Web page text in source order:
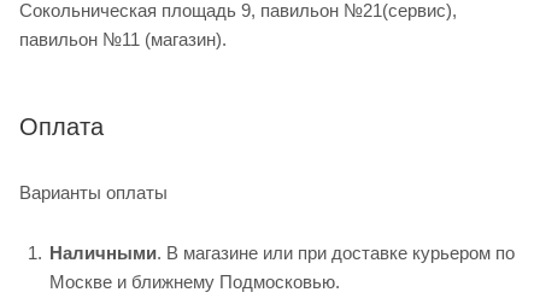
Сокольническая площадь 9, павильон №21(сервис),
павильон №11 (магазин).
Оплата
Варианты оплаты
Наличными. В магазине или при доставке курьером по
Москве и ближнему Подмосковью.